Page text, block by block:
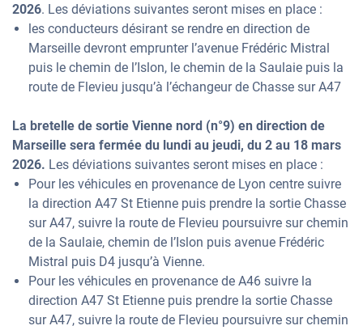
2026. Les déviations suivantes seront mises en place :
les conducteurs désirant se rendre en direction de
Marseille devront emprunter l’avenue Frédéric Mistral
puis le chemin de l’Islon, le chemin de la Saulaie puis la
route de Flevieu jusqu’à l’échangeur de Chasse sur A47
La bretelle de sortie Vienne nord (n°9) en direction de
Marseille sera fermée du lundi au jeudi, du 2 au 18 mars
2026. Les déviations suivantes seront mises en place :
Pour les véhicules en provenance de Lyon centre suivre
la direction A47 St Etienne puis prendre la sortie Chasse
sur A47, suivre la route de Flevieu poursuivre sur chemin
de la Saulaie, chemin de l’Islon puis avenue Frédéric
Mistral puis D4 jusqu’à Vienne.
Pour les véhicules en provenance de A46 suivre la
direction A47 St Etienne puis prendre la sortie Chasse
sur A47, suivre la route de Flevieu poursuivre sur chemin